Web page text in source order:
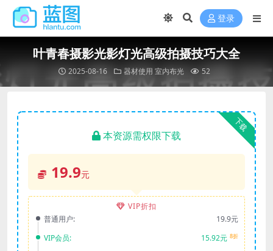
登录
叶青春摄影光影灯光高级拍摄技巧大全
2025-08-16 器材使用 室内布光 52
下载
本资源需权限下载
19.9元
VIP折扣
普通用户:
19.9元
VIP会员:
15.92元 8折